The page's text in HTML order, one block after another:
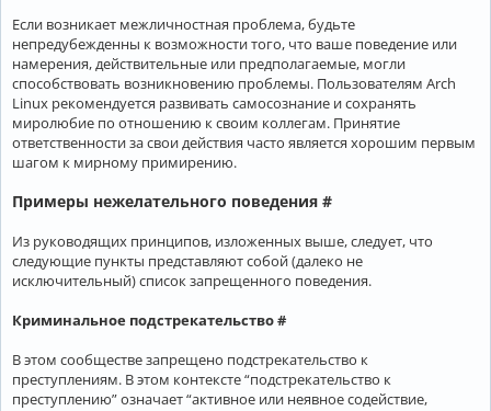
Если возникает межличностная проблема, будьте
непредубежденны к возможности того, что ваше поведение или
намерения, действительные или предполагаемые, могли
способствовать возникновению проблемы. Пользователям Arch
Linux рекомендуется развивать самосознание и сохранять
миролюбие по отношению к своим коллегам. Принятие
ответственности за свои действия часто является хорошим первым
шагом к мирному примирению.
Примеры нежелательного поведения #
Из руководящих принципов, изложенных выше, следует, что
следующие пункты представляют собой (далеко не
исключительный) список запрещенного поведения.
Криминальное подстрекательство #
В этом сообществе запрещено подстрекательство к
преступлениям. В этом контексте “подстрекательство к
преступлению” означает “активное или неявное содействие,